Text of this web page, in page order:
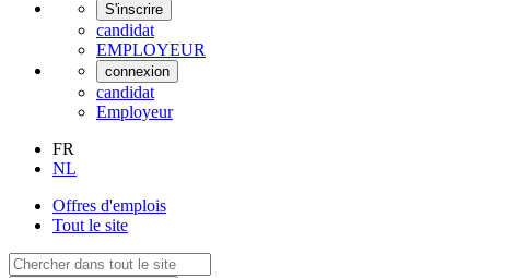
S'inscrire
candidat
EMPLOYEUR
connexion
candidat
Employeur
FR
NL
Offres d'emplois
Tout le site